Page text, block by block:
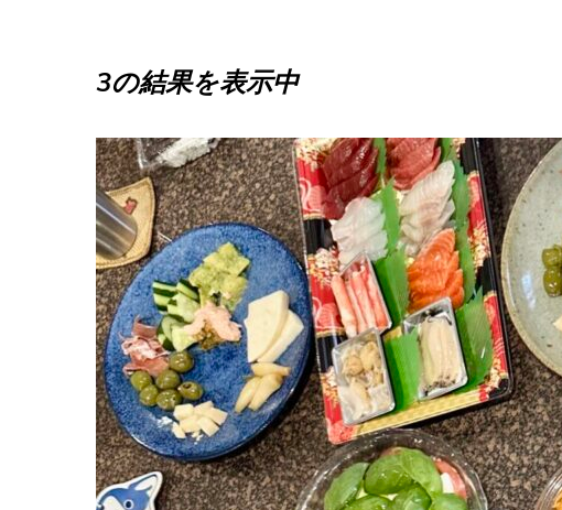
3の結果を表示中